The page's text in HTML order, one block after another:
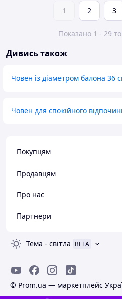
1 2 3
Показано 1 - 29
Дивись також
Човен із діаметром балона 36
Човен для спокійного
Покупцям
Продавцям
Про нас
Партнери
Тема - світла BETA
© Prom.ua — маркетплейс